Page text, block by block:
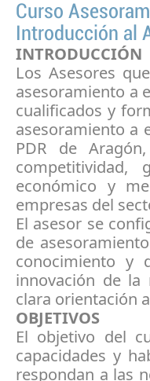
Curso
Introducción al
INTRODUCCIÓN
Los Asesores
asesoramiento a
cualificados y
asesoramiento a
PDR de
competitividad,
económico y
empresas del
El asesor se
de
conocimiento y
innovación de la
clara orientación
OBJETIVOS
El objetivo del
capacidades y
respondan a las